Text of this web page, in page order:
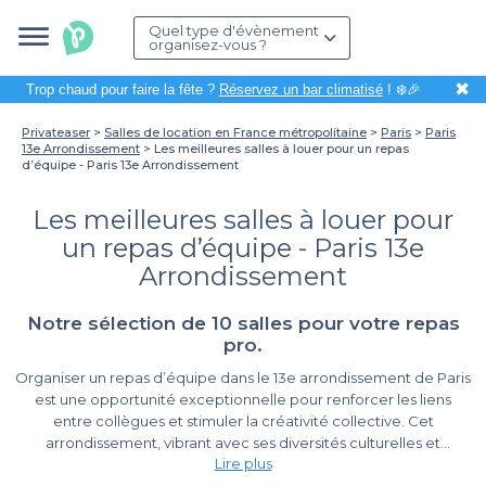
Quel type d'évènement
organisez-vous ?
Trop chaud pour faire la fête ? Réservez un bar climatisé! ❄️🎉 ✖
Privateaser Salles de location en France métropolitaine Paris
Paris
13e Arrondissement
Les meilleures salles à louer pour un repas
d’équipe - Paris 13e Arrondissement
Les meilleures salles à louer pour
un repas d’équipe - Paris 13e
Arrondissement
Notre sélection de 10 salles pour votre repas
pro.
Organiser un repas d’équipe dans le 13e arrondissement de Paris
est une opportunité exceptionnelle pour renforcer les liens
entre collègues et stimuler la créativité collective. Cet
arrondissement, vibrant avec ses diversités culturelles et
atmosphères uniques, offre une multitude de lieux propices à la
Lire plus